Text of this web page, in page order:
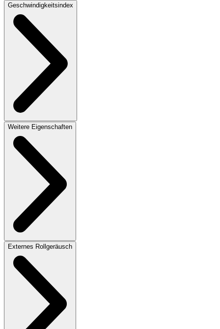
Geschwindigkeitsindex
Weitere Eigenschaften
Externes Rollgeräusch